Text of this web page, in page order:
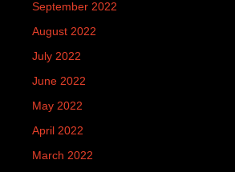
September 2022
August 2022
July 2022
June 2022
May 2022
April 2022
March 2022